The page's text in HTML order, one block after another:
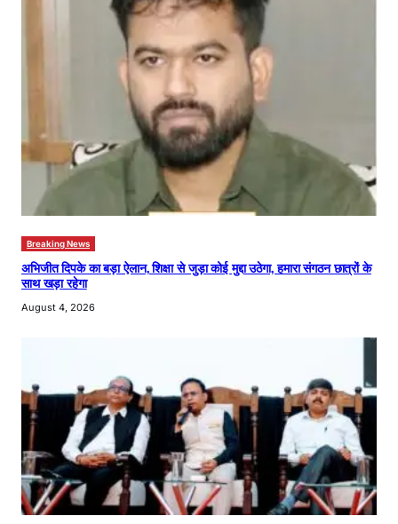
Breaking News
अभिजीत दिपके का बड़ा ऐलान, शिक्षा से जुड़ा कोई मुद्दा उठेगा, हमारा संगठन छात्रों के
साथ खड़ा रहेगा
August 4, 2026